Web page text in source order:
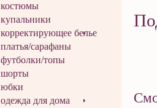
костюмы
купальники
корректирующее белье
платья/сарафаны
футболки/топы
шорты
юбки
одежда для дома